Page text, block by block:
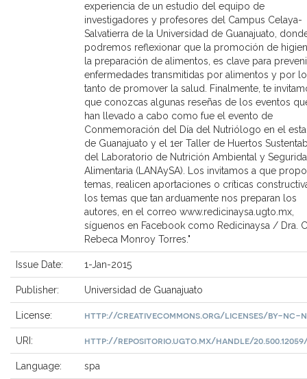
experiencia de un estudio del equipo de
investigadores y profesores del Campus Celaya-
Salvatierra de la Universidad de Guanajuato,
podremos reflexionar que la promoción de
la preparación de alimentos, es clave para
enfermedades transmitidas por alimentos y por lo
tanto de promover la salud. Finalmente, te
que conozcas algunas reseñas de los eventos
han llevado a cabo como fue el evento de
Conmemoración del Día del Nutriólogo en el
de Guanajuato y el 1er Taller de Huertos
del Laboratorio de Nutrición Ambiental y
Alimentaria (LANAySA). Los invitamos a que
temas, realicen aportaciones o críticas
los temas que tan arduamente nos preparan los
autores, en el correo www.redicinaysa.ugto.mx,
síguenos en Facebook como Redicinaysa / Dra.
Rebeca Monroy Torres."
Issue Date: 1-Jan-2015
Publisher: Universidad de Guanajuato
License: http://creativecommons.org/licenses/by-nc-
URI: http://repositorio.ugto.mx/handle/20.500.12059/
Language: spa